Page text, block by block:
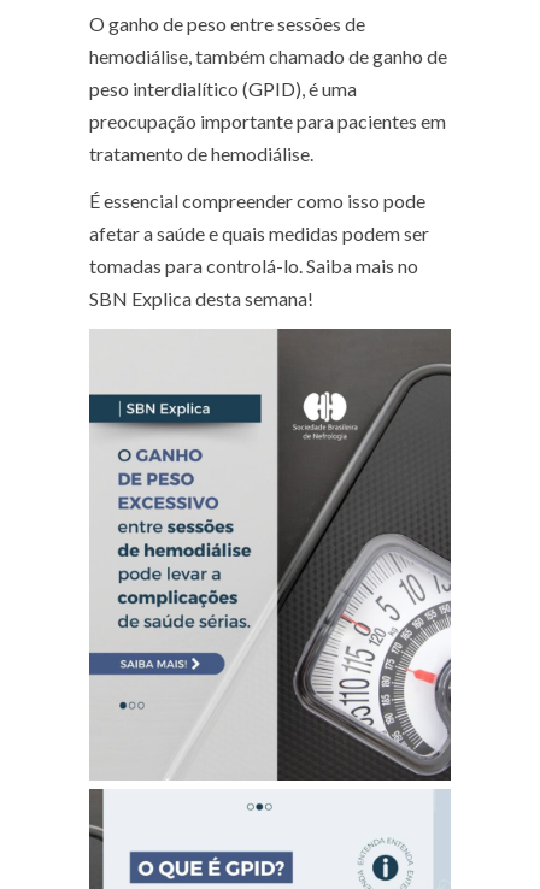
O ganho de peso entre sessões de
hemodiálise, também chamado de ganho de
peso interdialítico (GPID), é uma
preocupação importante para pacientes em
tratamento de hemodiálise.
É essencial compreender como isso pode
afetar a saúde e quais medidas podem ser
tomadas para controlá-lo. Saiba mais no
SBN Explica desta semana!